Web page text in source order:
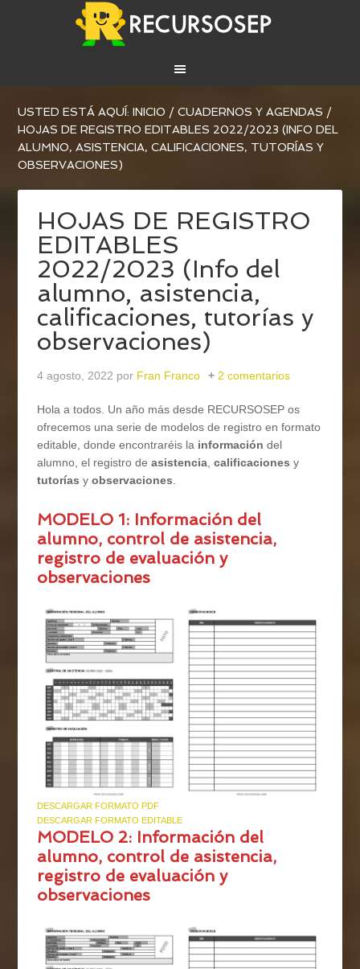
USTED ESTÁ AQUÍ:INICIO / CUADERNOS Y AGENDAS /
HOJAS DE REGISTRO EDITABLES 2022/2023 (INFO DEL
ALUMNO, ASISTENCIA, CALIFICACIONES, TUTORÍAS Y
OBSERVACIONES)
HOJAS DE REGISTRO
EDITABLES
2022/2023 (Info del
alumno, asistencia,
calificaciones, tutorías y
observaciones)
4 agosto, 2022 por Fran Franco 2 comentarios
Hola a todos. Un año más desde RECURSOSEP os
ofrecemos una serie de modelos de registro en formato
editable, donde encontraréis la información del
alumno, el registro deasistencia,calificaciones y
tutoríasyobservaciones.
MODELO 1: Información del
alumno, control de asistencia,
registro de evaluación y
observaciones
DESCARGAR FORMATO PDF
DESCARGAR FORMATO EDITABLE
MODELO 2: Información del
alumno, control de asistencia,
registro de evaluación y
observaciones